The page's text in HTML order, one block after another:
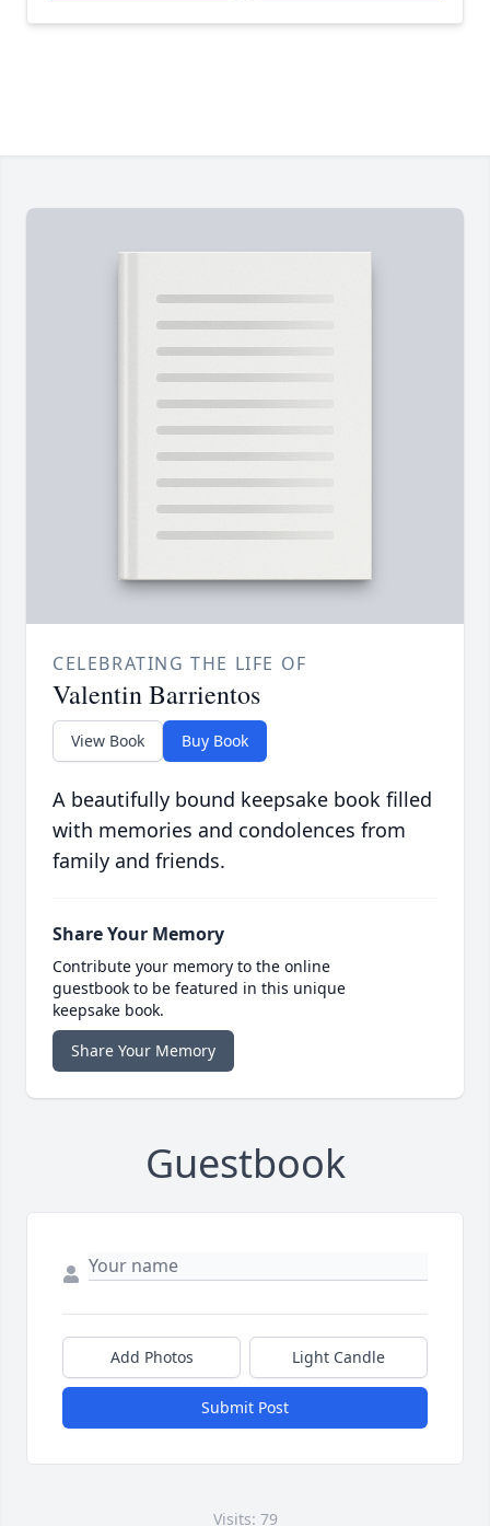
CELEBRATING THE LIFE OF
Valentin Barrientos
View Book Buy Book
A beautifully bound keepsake book filled
with memories and condolences from
family and friends.
Share Your Memory
Contribute your memory to the online
guestbook to be featured in this unique
keepsake book.
Share Your Memory
Guestbook
Add Photos Light Candle
Submit Post
Visits: 79